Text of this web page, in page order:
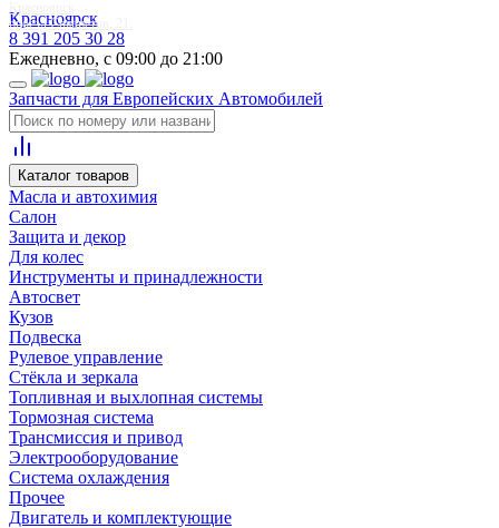
Красноярск
8 391 205 30 28
Ежедневно, с 09:00 до 21:00
Запчасти для Европейских Автомобилей
Каталог товаров
Масла и автохимия
Салон
Защита и декор
Для колес
Инструменты и принадлежности
Автосвет
Кузов
Подвеска
Рулевое управление
Стёкла и зеркала
Топливная и выхлопная системы
Тормозная система
Трансмиссия и привод
Электрооборудование
Система охлаждения
Прочее
Двигатель и комплектующие
проезд Связистов, 21.